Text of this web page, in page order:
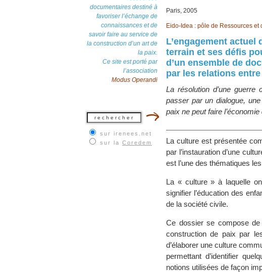
documentaires destiné à
favoriser l’échange de
connaissances et de
savoir faire au service de
la construction d’un art de
la paix.
Ce site est porté par
l’association
Modus Operandi
sur irenees.net
sur la Coredem
Paris, 2005
Eido-Idea : pôle de Ressources
L’engagement
terrain et ses défis
d’un ensemble de
par les relations
La résolution d’une guerre
passer par un dialogue,
paix ne peut faire
La culture est présentée
par l’instauration d’une
est l’une des thématiques
La « culture » à laquelle
signifier l’éducation des
de la société civile.
Ce dossier se compose de
construction de paix par
d’élaborer une culture
permettant d’identifier
notions utilisées de façon